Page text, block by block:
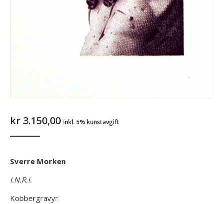
kr 3.150,00 inkl. 5% kunstavgift
Sverre Morken
I.N.R.I.
Kobbergravyr